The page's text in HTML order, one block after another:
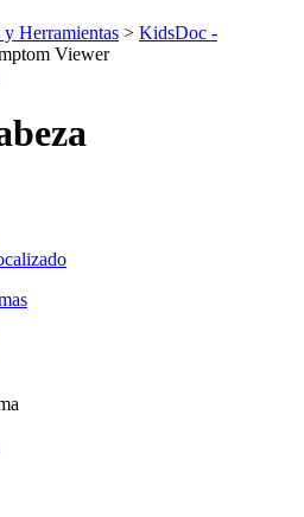
y Herramientas > KidsDoc -
Viewer